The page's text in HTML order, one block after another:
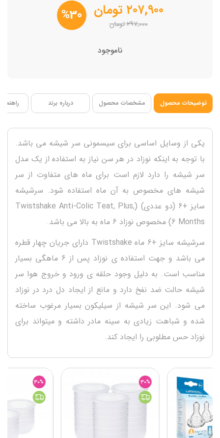
۲۰۷,۹۰۰ تومان
۲۹۷,۰۰۰تومان %30
ناموجود
توضیحات محصول مشخصات محصول درباره برند
یکی از وسایل اساسی برای سیسمونی سر شیشه می باشد.
با توجه به اینکه نوزاد در هر سن نیاز به استفاده از یک مدل
سر شیشه را دارد لازم است برای ماه های متفاوت از سر
شیشه های مخصوص به آن ماه استفاده شود. سرشیشه
سایز +6 (دو عددی) (Twistshake Anti-Colic Teat, Plus,
6 Months) مخصوص نوزاد 6 ماه به بالا می باشد.
سرشیشه سایز +6 ماه Twistshake دارای جریان چهار قطره
می باشد و جهت استفاده ی نوزاد پس از 6 ماهگی بسیار
مناسب است. به دلیل وجود حلقه ی ورود و خروج هوا سر
شیشه حالت ضد نفخ دارد و مانع از ایجاد دل درد در نوزاد
می شود. این سر شیشه از سیلیکون بسیار مرغوب ساخته
شده و شباهت زیادی به سینه مادر داشته و میتواند برای
نوزاد حس مطلوبی را ایجاد کند.
30%
30%